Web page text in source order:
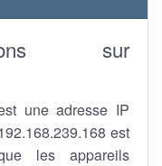
sur
une adresse IP
est
les appareils